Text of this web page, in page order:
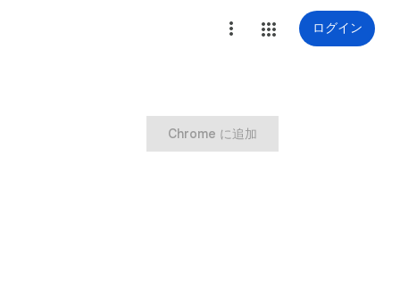
ログイン
Chrome に追加